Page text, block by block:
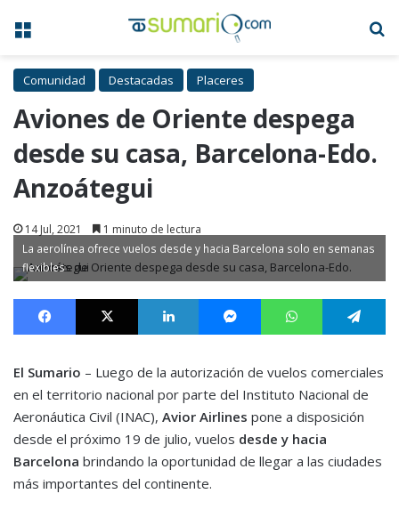
Menú
Comunidad Destacadas Placeres
Aviones de Oriente despega
desde su casa, Barcelona-Edo.
Anzoátegui
14 Jul, 2021 1 minuto de lectura
La aerolínea ofrece vuelos desde y hacia Barcelona solo en semanas
flexibles
Facebook X LinkedIn MessengerWhatsApp
El Sumario – Luego de la autorización de vuelos comerciales
en el territorio nacional por parte del Instituto Nacional de
Aeronáutica Civil (INAC), Avior Airlines pone a disposición
desde el próximo 19 de julio, vuelos desde y hacia
Barcelona brindando la oportunidad de llegar a las ciudades
más importantes del continente.